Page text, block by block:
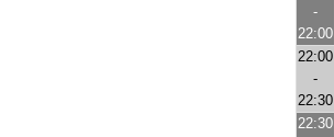
-
22:00
22:00
-
22:30
22:30